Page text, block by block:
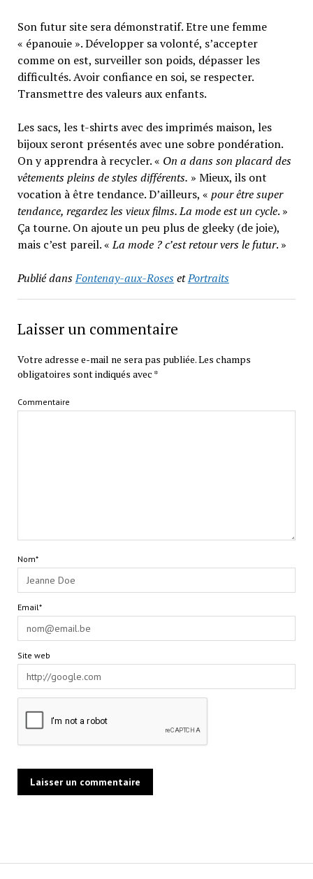
Son futur site sera démonstratif. Etre une femme
« épanouie ». Développer sa volonté, s’accepter
comme on est, surveiller son poids, dépasser les
difficultés. Avoir confiance en soi, se respecter.
Transmettre des valeurs aux enfants.
Les sacs, les t-shirts avec des imprimés maison, les
bijoux seront présentés avec une sobre pondération.
On y apprendra à recycler. « On a dans son placard des
vêtements pleins de styles différents. » Mieux, ils ont
vocation à être tendance. D’ailleurs, « pour être super
tendance, regardez les vieux films. La mode est un cycle. »
Ça tourne. On ajoute un peu plus de gleeky (de joie),
mais c’est pareil. «La mode ? c’est retour vers le futur. »
Publié dansFontenay-aux-RosesetPortraits
Laisser un commentaire
Votre adresse e-mail ne sera pas publiée.Les champs
obligatoires sont indiqués avec *
Commentaire
Nom*
Email*
Site web